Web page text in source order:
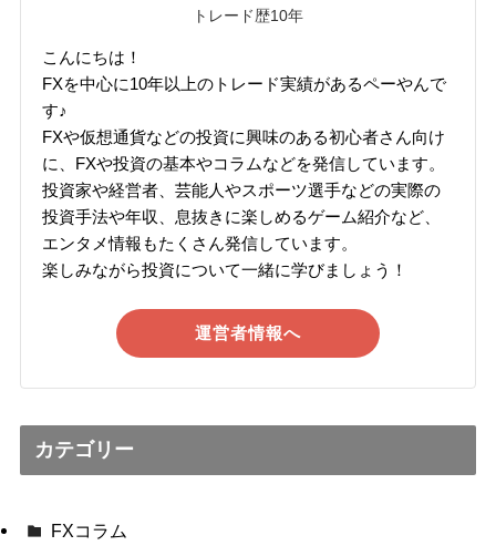
トレード歴10年
こんにちは！
FXを中心に10年以上のトレード実績があるペーやんで
す♪
FXや仮想通貨などの投資に興味のある初心者さん向け
に、FXや投資の基本やコラムなどを発信しています。
投資家や経営者、芸能人やスポーツ選手などの実際の
投資手法や年収、息抜きに楽しめるゲーム紹介など、
エンタメ情報もたくさん発信しています。
楽しみながら投資について一緒に学びましょう！
運営者情報へ
カテゴリー
FXコラム